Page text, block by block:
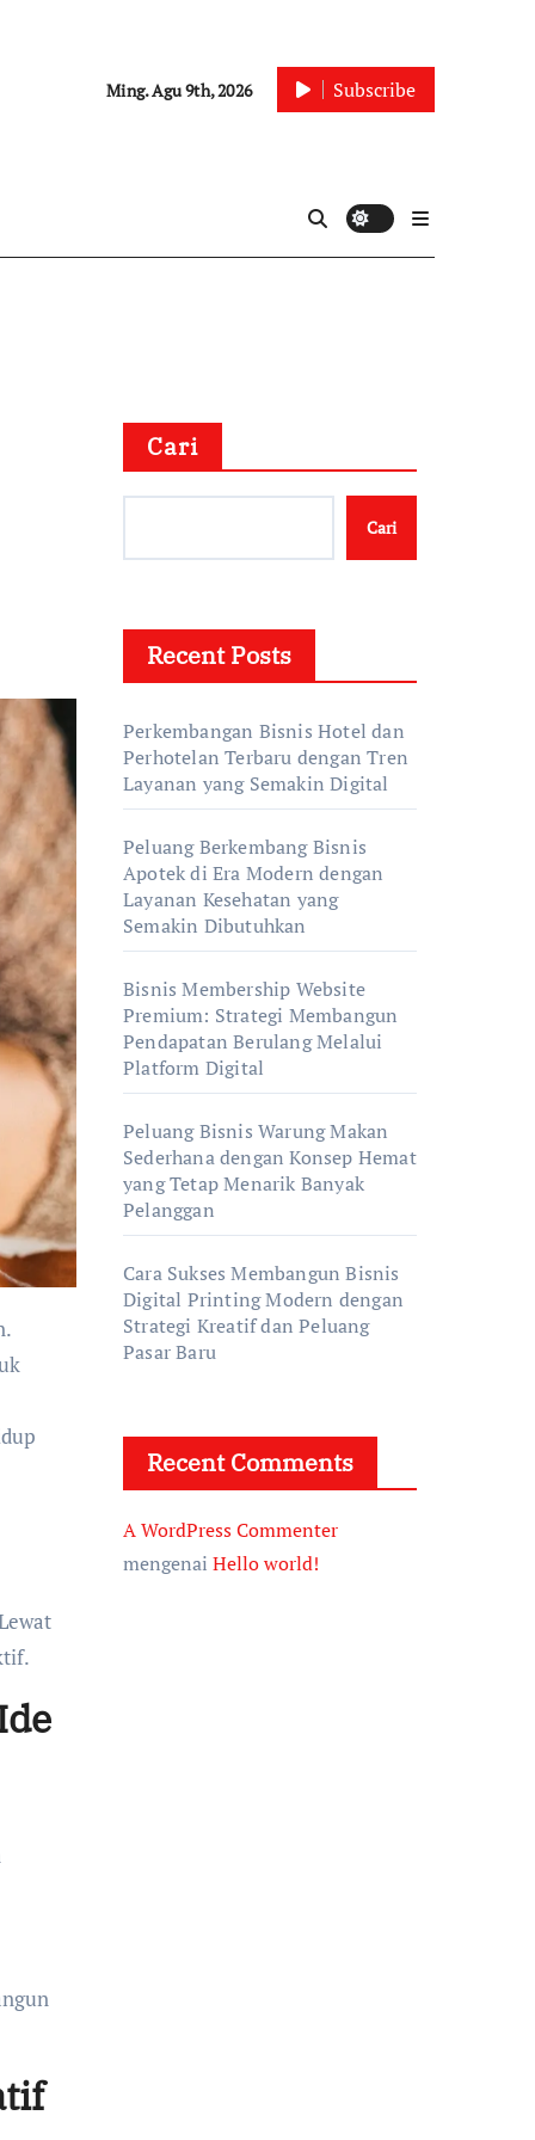
Ming. Agu 9th, 2026 Subscribe
Cari
Cari
Recent Posts
Perkembangan Bisnis Hotel dan
Perhotelan Terbaru dengan Tren
Layanan yang Semakin Digital
Peluang Berkembang Bisnis
Apotek di Era Modern dengan
Layanan Kesehatan yang
Semakin Dibutuhkan
Bisnis Membership Website
Premium: Strategi Membangun
Pendapatan Berulang Melalui
Platform Digital
Peluang Bisnis Warung Makan
Sederhana dengan Konsep Hemat
yang Tetap Menarik Banyak
Pelanggan
Cara Sukses Membangun Bisnis
Digital Printing Modern dengan
Strategi Kreatif dan Peluang
Pasar Baru
Recent Comments
A WordPress Commenter
mengenai Hello world!